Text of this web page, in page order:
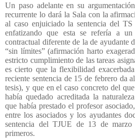
Un paso adelante en su
recurrente lo dará la Sala con la
al caso enjuiciado la sentencia del
enfatizando que esta se refería a un
contractual diferente de la de ayudante
“sin límites” (afirmación harto
estricto cumplimiento de las tareas
es cierto que la flexibilidad
reciente sentencia de 15 de febrero da
tesis), y que en el caso concreto del
había quedado acreditada la
que había prestado el profesor
entre los asociados y los ayudantes
sentencia del TJUE de 13 de
primeros.